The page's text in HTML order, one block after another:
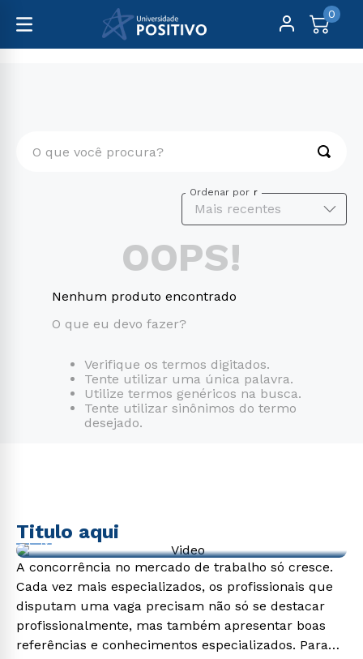
0
Ordenar por
Mais recentes
OOPS!
Nenhum produto encontrado
O que eu devo fazer?
Verifique os termos digitados.
Tente utilizar uma única palavra.
Utilize termos genéricos na busca.
Tente utilizar sinônimos do termo
desejado.
Titulo aqui
Video de exemplo
A concorrência no mercado de trabalho só cresce.
Cada vez mais especializados, os profissionais que
disputam uma vaga precisam não só se destacar
profissionalmente, mas também apresentar boas
referências e conhecimentos especializados. Para
TERMOS MAIS BUSCADOS
engenharia
2º
educação física
3
biomedicina
4º
medicina
5
7º
enfermagem
8º
psicologia